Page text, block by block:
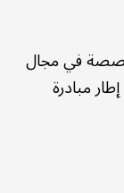
8 شركات متخصصة ‏في مجال
مبادرة